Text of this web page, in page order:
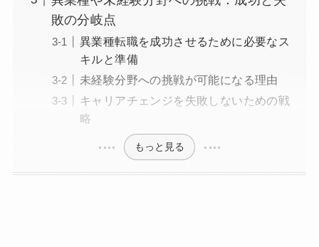
敗の分岐点
異業種転職を成功させるために必要なス
キルと準備
未経験分野への挑戦が可能になる理由
キャリアチェンジを失敗しないための戦
略
もっと見る